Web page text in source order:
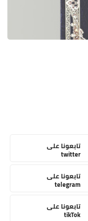
تابعونا على
twitter
تابعونا على
telegram
تابعونا على
tikTok